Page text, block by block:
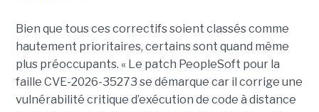
Bien que tous ces correctifs soient classés comme
hautement prioritaires, certains sont quand même
plus préoccupants. « Le patch PeopleSoft pour la
faille CVE-2026-35273 se démarque car il corrige une
vulnérabilité critique d’exécution de code à distance